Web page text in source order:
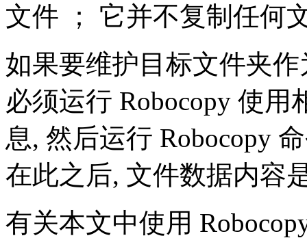
文件 ； 它并不复制任何
如果要维护目标文件夹
必须运行 Robocopy 使
息, 然后运行 Robocopy
在此之后, 文件数据内容
有关本文中使用